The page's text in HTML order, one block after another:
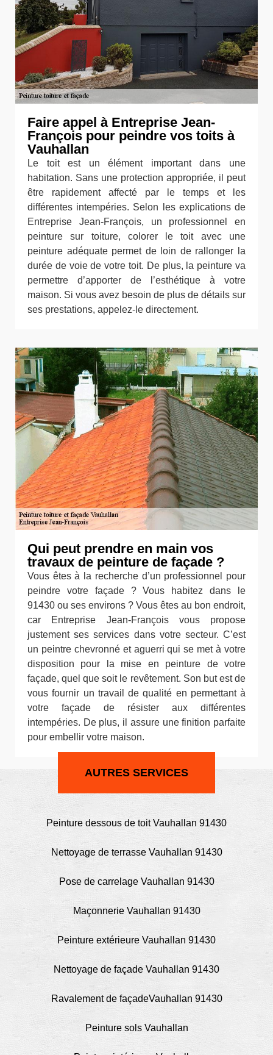
Faire appel à Entreprise Jean-
François pour peindre vos toits à
Vauhallan
Le toit est un élément important dans une
habitation. Sans une protection appropriée, il peut
être rapidement affecté par le temps et les
différentes intempéries. Selon les explications de
Entreprise Jean-François, un professionnel en
peinture sur toiture, colorer le toit avec une
peinture adéquate permet de loin de rallonger la
durée de voie de votre toit. De plus, la peinture va
permettre d’apporter de l’esthétique à votre
maison. Si vous avez besoin de plus de détails sur
ses prestations, appelez-le directement.
Qui peut prendre en main vos
travaux de peinture de façade ?
Vous êtes à la recherche d’un professionnel pour
peindre votre façade ? Vous habitez dans le
91430 ou ses environs ? Vous êtes au bon endroit,
car Entreprise Jean-François vous propose
justement ses services dans votre secteur. C’est
un peintre chevronné et aguerri qui se met à votre
disposition pour la mise en peinture de votre
façade, quel que soit le revêtement. Son but est de
vous fournir un travail de qualité en permettant à
votre façade de résister aux différentes
intempéries. De plus, il assure une finition parfaite
pour embellir votre maison.
AUTRES SERVICES
Peinture dessous de toit Vauhallan 91430
Nettoyage de terrasse Vauhallan 91430
Pose de carrelage Vauhallan 91430
Maçonnerie Vauhallan 91430
Peinture extérieure Vauhallan 91430
Nettoyage de façade Vauhallan 91430
Ravalement de façadeVauhallan 91430
Peinture sols Vauhallan